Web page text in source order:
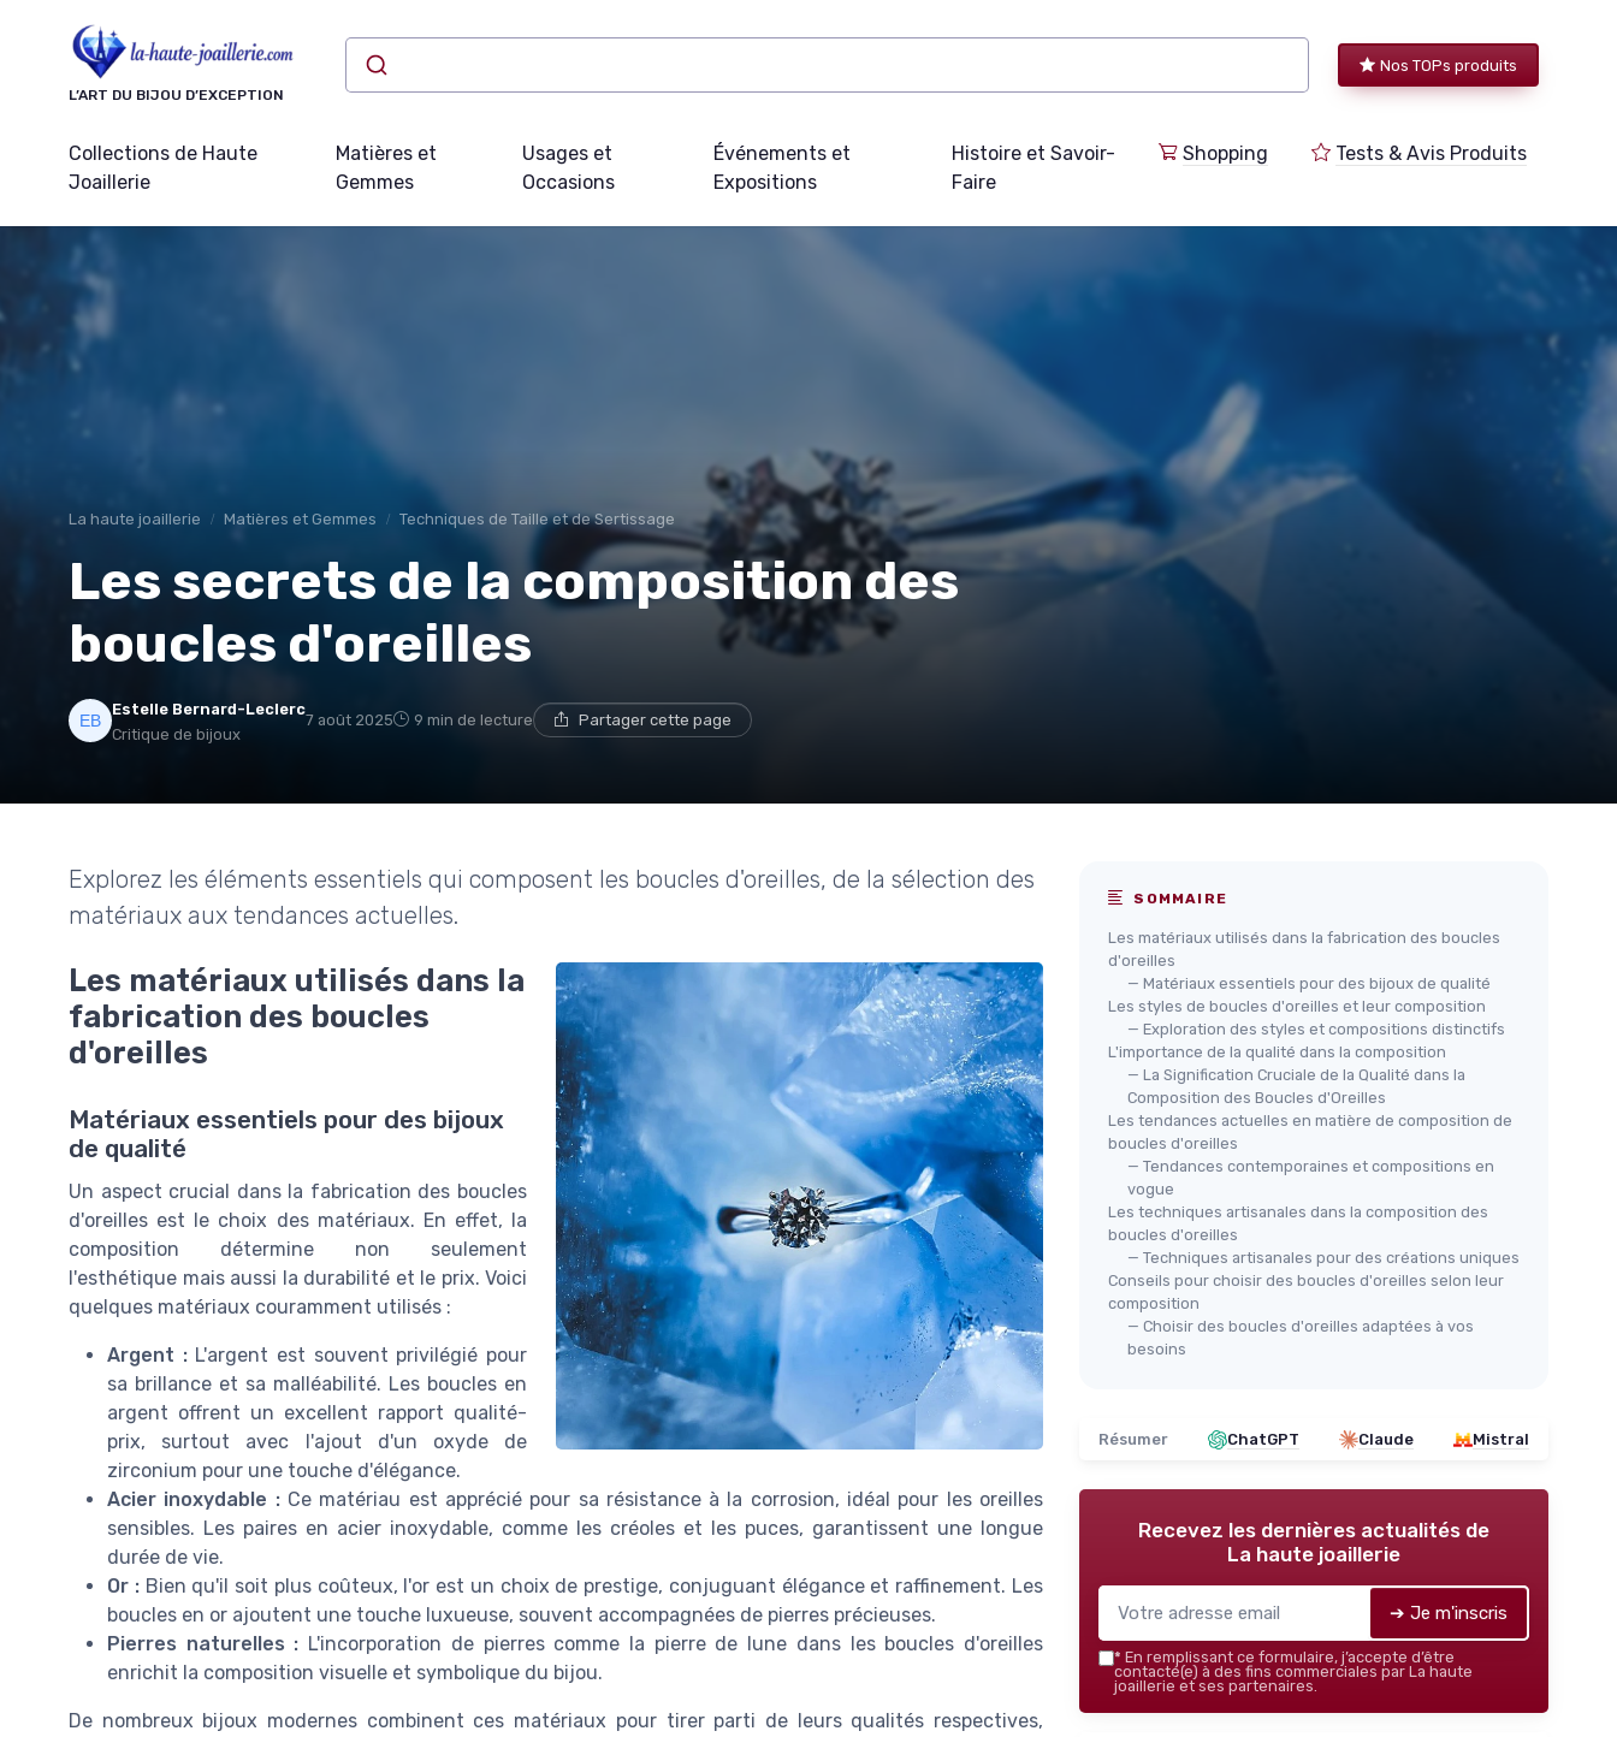
L’ART DU BIJOU D’EXCEPTION
Nos TOPs produits
Collections de Haute
Joaillerie
Matières et
Gemmes
Usages et
Occasions
Événements et
Expositions
Histoire et Savoir-
Faire
Shopping Tests & Avis Produits
La haute joaillerie Matières et Gemmes Techniques de Taille et de Sertissage
Les secrets de la composition des
boucles d'oreilles
Estelle Bernard-Leclerc
Critique de bijoux
7 août 2025 9 min de lecture Partager cette page
Explorez les éléments essentiels qui composent les boucles d'oreilles, de la sélection des
matériaux aux tendances actuelles.
Les matériaux utilisés dans la
fabrication des boucles
d'oreilles
Matériaux essentiels pour des bijoux
de qualité
Un aspect crucial dans la fabrication des boucles
d'oreilles est le choix des matériaux. En effet, la
composition détermine non seulement
l'esthétique mais aussi la durabilité et le prix. Voici
quelques matériaux couramment utilisés :
Argent :L'argent est souvent privilégié pour
sa brillance et sa malléabilité. Les boucles en
argent offrent un excellent rapport qualité-
prix, surtout avec l'ajout d'un oxyde de
zirconium pour une touche d'élégance.
Acier inoxydable :Ce matériau est apprécié pour sa résistance à la corrosion, idéal pour les oreilles
sensibles. Les paires en acier inoxydable, comme les créoles et les puces, garantissent une longue
durée de vie.
Or :Bien qu'il soit plus coûteux, l'or est un choix de prestige, conjuguant élégance et raffinement. Les
boucles en or ajoutent une touche luxueuse, souvent accompagnées de pierres précieuses.
Pierres naturelles : L'incorporation de pierres comme la pierre de lune dans les boucles d'oreilles
enrichit la composition visuelle et symbolique du bijou.
De nombreux bijoux modernes combinent ces matériaux pour tirer parti de leurs qualités respectives,
SOMMAIRE
Les matériaux utilisés dans la fabrication des boucles
d'oreilles
— Matériaux essentiels pour des bijoux de qualité
Les styles de boucles d'oreilles et leur composition
— Exploration des styles et compositions distinctifs
L'importance de la qualité dans la composition
— La Signification Cruciale de la Qualité dans la
Composition des Boucles d'Oreilles
Les tendances actuelles en matière de composition de
boucles d'oreilles
— Tendances contemporaines et compositions en
vogue
Les techniques artisanales dans la composition des
boucles d'oreilles
— Techniques artisanales pour des créations uniques
Conseils pour choisir des boucles d'oreilles selon leur
composition
— Choisir des boucles d'oreilles adaptées à vos
besoins
Résumer ChatGPT Claude Mistral
Recevez les dernières actualités de
La haute joaillerie
➔ Je m'inscris
* En remplissant ce formulaire, j’accepte d’être
contacté(e) à des fins commerciales par La haute
joaillerie et ses partenaires.